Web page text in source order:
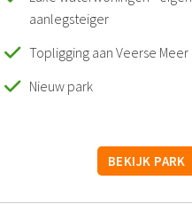
aanlegsteiger
Topligging aan Veerse Meer
Nieuw park
BEKIJK PARK